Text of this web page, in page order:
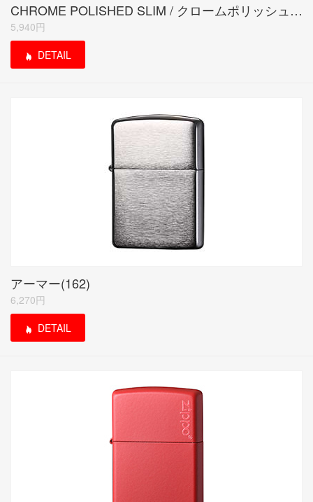
CHROME POLISHED SLIM / クロームポリッシュド スリム
5,940円
DETAIL
アーマー(162)
6,270円
DETAIL